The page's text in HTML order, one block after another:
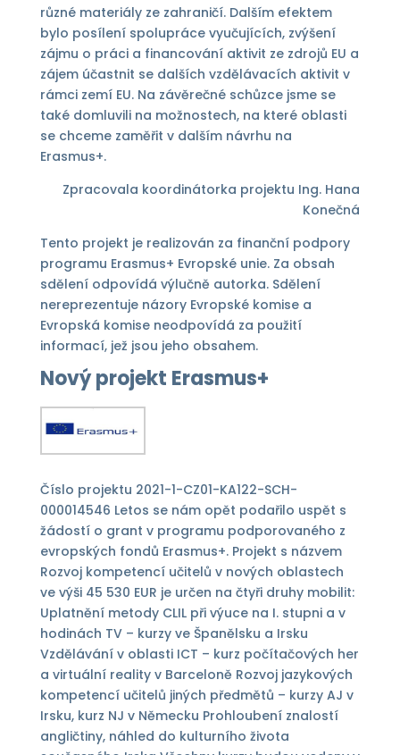
různé materiály ze zahraničí. Dalším efektem
bylo posílení spolupráce vyučujících, zvýšení
zájmu o práci a financování aktivit ze zdrojů EU a
zájem účastnit se dalších vzdělávacích aktivit v
rámci zemí EU. Na závěrečné schůzce jsme se
také domluvili na možnostech, na které oblasti
se chceme zaměřit v dalším návrhu na
Erasmus+.
Zpracovala koordinátorka projektu Ing. Hana
Konečná
Tento projekt je realizován za finanční podpory
programu Erasmus+ Evropské unie. Za obsah
sdělení odpovídá výlučně autorka. Sdělení
nereprezentuje názory Evropské komise a
Evropská komise neodpovídá za použití
informací, jež jsou jeho obsahem.
Nový projekt Erasmus+
Číslo projektu 2021-1-CZ01-KA122-SCH-
000014546 Letos se nám opět podařilo uspět s
žádostí o grant v programu podporovaného z
evropských fondů Erasmus+. Projekt s názvem
Rozvoj kompetencí učitelů v nových oblastech
ve výši 45 530 EUR je určen na čtyři druhy mobilit:
Uplatnění metody CLIL při výuce na I. stupni a v
hodinách TV – kurzy ve Španělsku a Irsku
Vzdělávání v oblasti ICT – kurz počítačových her
a virtuální reality v Barceloně Rozvoj jazykových
kompetencí učitelů jiných předmětů – kurzy AJ v
Irsku, kurz NJ v Německu Prohloubení znalostí
angličtiny, náhled do kulturního života